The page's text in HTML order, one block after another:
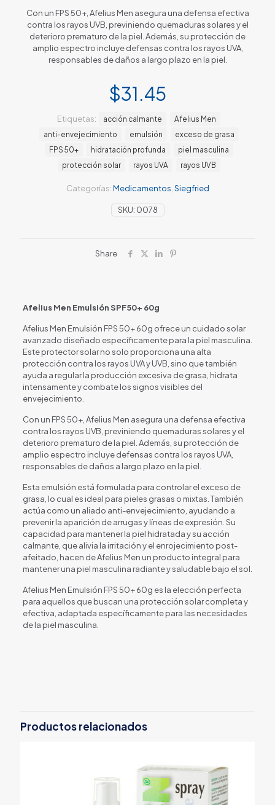
Con un FPS 50+, Afelius Men asegura una defensa efectiva
contra los rayos UVB, previniendo quemaduras solares y el
deterioro prematuro de la piel. Además, su protección de
amplio espectro incluye defensas contra los rayos UVA,
responsables de daños a largo plazo en la piel.
$31.45
SKU: 0078
Categorías:Medicamentos Siegfried
Etiquetas: acción calmante
Afelius Men
anti-envejecimiento
emulsión
exceso de grasa
FPS 50+
hidratación profunda
piel masculina
protección solar
rayos UVA rayos UVB
Share
Afelius Men Emulsión SPF50+ 60g
Afelius Men Emulsión FPS 50+ 60g ofrece un cuidado solar
avanzado diseñado específicamente para la piel masculina.
Este protector solar no solo proporciona una alta
protección contra los rayos UVA y UVB, sino que también
ayuda a regular la producción excesiva de grasa, hidrata
intensamente y combate los signos visibles del
envejecimiento.
Con un FPS 50+, Afelius Men asegura una defensa efectiva
contra los rayos UVB, previniendo quemaduras solares y el
deterioro prematuro de la piel. Además, su protección de
amplio espectro incluye defensas contra los rayos UVA,
responsables de daños a largo plazo en la piel.
Esta emulsión está formulada para controlar el exceso de
grasa, lo cual es ideal para pieles grasas o mixtas. También
actúa como un aliado anti-envejecimiento, ayudando a
prevenir la aparición de arrugas y líneas de expresión. Su
capacidad para mantener la piel hidratada y su acción
calmante, que alivia la irritación y el enrojecimiento post-
afeitado, hacen de Afelius Men un producto integral para
mantener una piel masculina radiante y saludable bajo el sol.
Afelius Men Emulsión FPS 50+ 60g es la elección perfecta
para aquellos que buscan una protección solar completa y
efectiva, adaptada específicamente para las necesidades
de la piel masculina.
Productos relacionados